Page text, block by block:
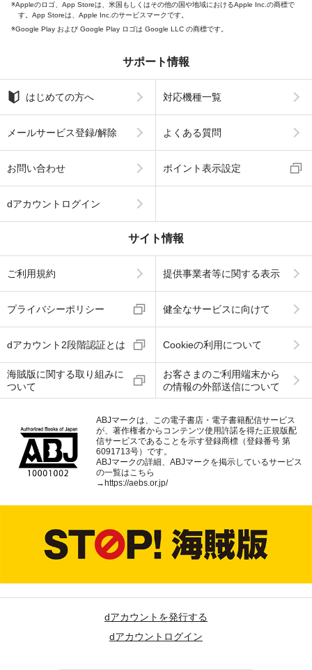
Appleのロゴ、App Storeは、米国もしくはその他の国や地域におけるApple Inc.の商標で
す。App Storeは、Apple Inc.のサービスマークです。
Google Play および Google Play ロゴは Google LLC の商標です。
サポート情報
はじめての方へ 対応機種一覧
メールサービス登録/解除 よくある質問
お問い合わせ ポイント表示設定
dアカウントログイン
サイト情報
ご利用規約 提供事業者等に関する表示
プライバシーポリシー 健全なサービスに向けて
dアカウント2段階認証とは Cookieの利用について
海賊版に関する取り組みに
ついて
お客さまのご利用端末から
の情報の外部送信について
ABJマークは、この電子書店・電子書籍配信サービス
が、著作権者からコンテンツ使用許諾を得た正規版配
信サービスであることを示す登録商標（登録番号 第
6091713号）です。
ABJマークの詳細、ABJマークを掲示しているサービス
の一覧はこちら
→ https://aebs.or.jp/
dアカウントを発行する
dアカウントログイン